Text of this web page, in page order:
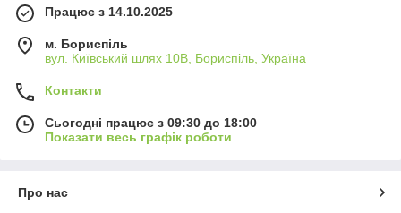
Працює з 14.10.2025
м. Бориспіль
вул. Київський шлях 10В, Бориспіль, Україна
Контакти
Сьогодні працює з 09:30 до 18:00
Показати весь графік роботи
Про нас